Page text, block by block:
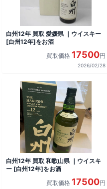
白州12年 買取 愛媛県 ｜ウイスキー
[白州12年]をお酒
買取価格 17500円
2026/02/28
白州12年 買取 和歌山県 ｜ウイスキ
ー [白州12年]をお酒
買取価格 17500円